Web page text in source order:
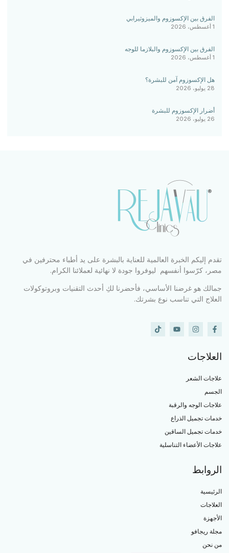
الفرق بين الإكسوزوم والميزوثيرابي
1 أغسطس، 2026
الفرق بين الإكسوزوم والبلازما للوجه
1 أغسطس، 2026
هل الإكسوزوم آمن للبشرة؟
28 يوليو، 2026
أضرار الإكسوزوم للبشرة
26 يوليو، 2026
تقدم إليكم الخبرة العالمية للعناية بالبشرة على يد أطباء محترفين في
مصر، كرّسوا أنفسهم ليوفروا جودة لا نهائية لعملائنا الكرام.
جمالك هو غرضنا الأساسي، فأحضرنا لكِ أحدث التقنيات وبروتوكولات
العلاج التي تناسب نوع بشرتك.
العلاجات
علاجات الشعر
الجسم
علاجات الوجه والرقبة
خدمات تجميل الذراع
خدمات تجميل الساقين
علاجات الأعضاء التناسلية
الروابط
الرئيسية
العلاجات
الأجهزة
مجلة ريجافو
من نحن